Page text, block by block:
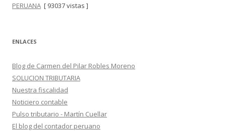
PERUANA [ 93037 vistas ]
ENLACES
Blog de Carmen del Pilar Robles Moreno
SOLUCION TRIBUTARIA
Nuestra fiscalidad
Noticiero contable
Pulso tributario - Martín Cuellar
El blog del contador peruano